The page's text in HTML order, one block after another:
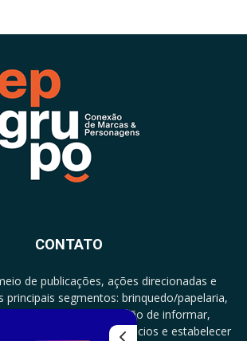
CONTATO
de publicações, ações direcionadas e
principais segmentos: brinquedo/papelaria,
zero a três com a missão de informar,
encontro de negócios e estabelecer